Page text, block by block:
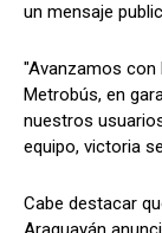
un mensaje
"Avanzamos con
Metrobús, en
nuestros
equipo, victoria
Cabe destacar